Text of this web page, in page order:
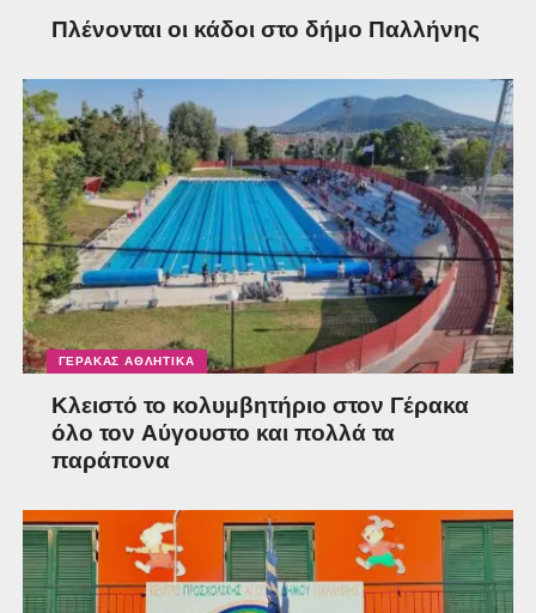
Πλένονται οι κάδοι στο δήμο Παλλήνης
ΓΈΡΑΚΑΣ ΑΘΛΗΤΙΚΆ
Κλειστό το κολυμβητήριο στον Γέρακα
όλο τον Αύγουστο και πολλά τα
παράπονα